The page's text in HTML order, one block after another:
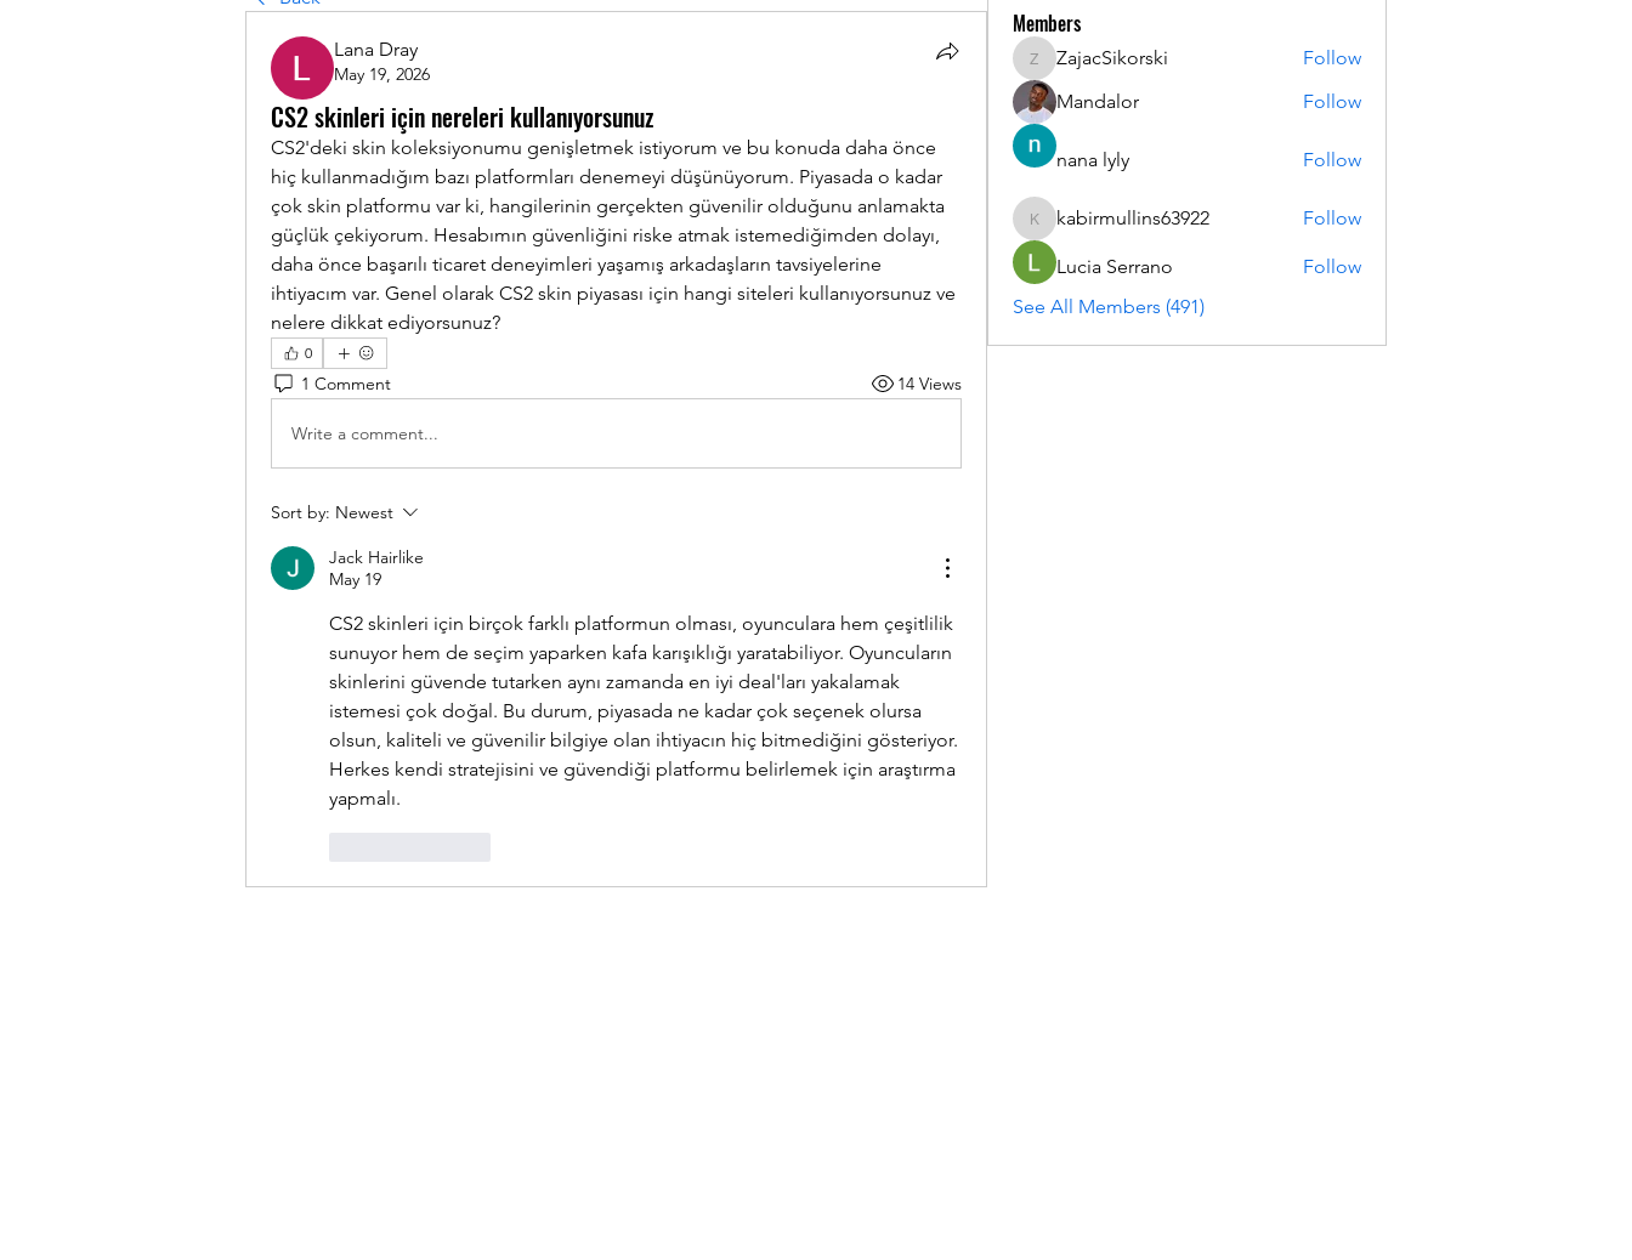
Lana Dray
May 19, 2026
CS2 skinleri için nereleri kullanıyorsunuz
CS2'deki skin koleksiyonumu genişletmek istiyorum ve bu konuda daha önce
hiç kullanmadığım bazı platformları denemeyi düşünüyorum. Piyasada o kadar
çok skin platformu var ki, hangilerinin gerçekten güvenilir olduğunu anlamakta
güçlük çekiyorum. Hesabımın güvenliğini riske atmak istemediğimden dolayı,
daha önce başarılı ticaret deneyimleri yaşamış arkadaşların tavsiyelerine
ihtiyacım var. Genel olarak CS2 skin piyasası için hangi siteleri kullanıyorsunuz ve
nelere dikkat ediyorsunuz?
0
1 Comment 14 Views
Write a comment...
Sort by: Newest
Jack Hairlike
May 19
CS2 skinleri için birçok farklı platformun olması, oyunculara hem çeşitlilik
sunuyor hem de seçim yaparken kafa karışıklığı yaratabiliyor. Oyuncuların
skinlerini güvende tutarken aynı zamanda en iyi deal'ları yakalamak
istemesi çok doğal. Bu durum, piyasada ne kadar çok seçenek olursa
olsun, kaliteli ve güvenilir bilgiye olan ihtiyacın hiç bitmediğini gösteriyor.
Herkes kendi stratejisini ve güvendiği platformu belirlemek için araştırma
yapmalı.
Members
ZajacSikorski
ZajacSikorski
Follow
Mandalor
Follow
nana lyly Follow
kabirmullins63922
kabirmullins63922 Follow
Lucia Serrano
Follow
See All Members (491)